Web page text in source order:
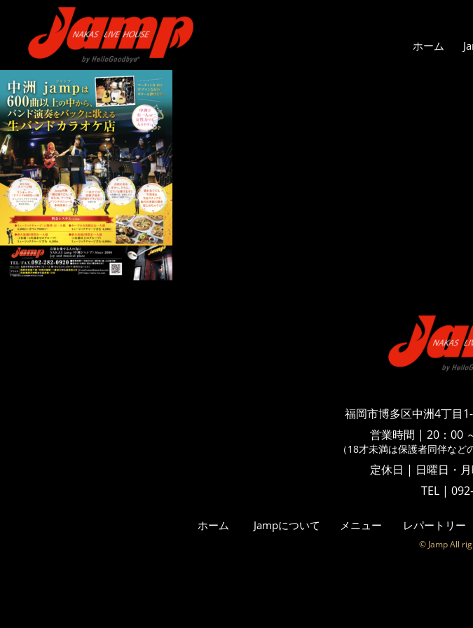
ホーム
福岡市博多区中洲4丁目
営業時間 | 20：00
（18才未満は保護者同伴など
定休日 | 日曜日・月
TEL |
ホーム Jampについて メニュー レパートリー
© Jamp All